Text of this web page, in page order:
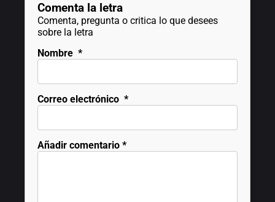
Comenta la letra
Comenta, pregunta o critica lo que desees
sobre la letra
Nombre *
Correo electrónico *
Añadir comentario *